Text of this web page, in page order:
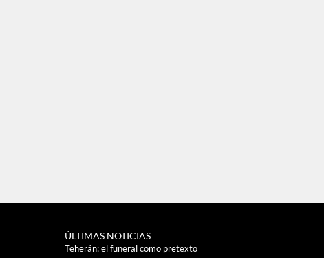
ÚLTIMAS NOTICIAS
Teherán: el funeral como pretexto